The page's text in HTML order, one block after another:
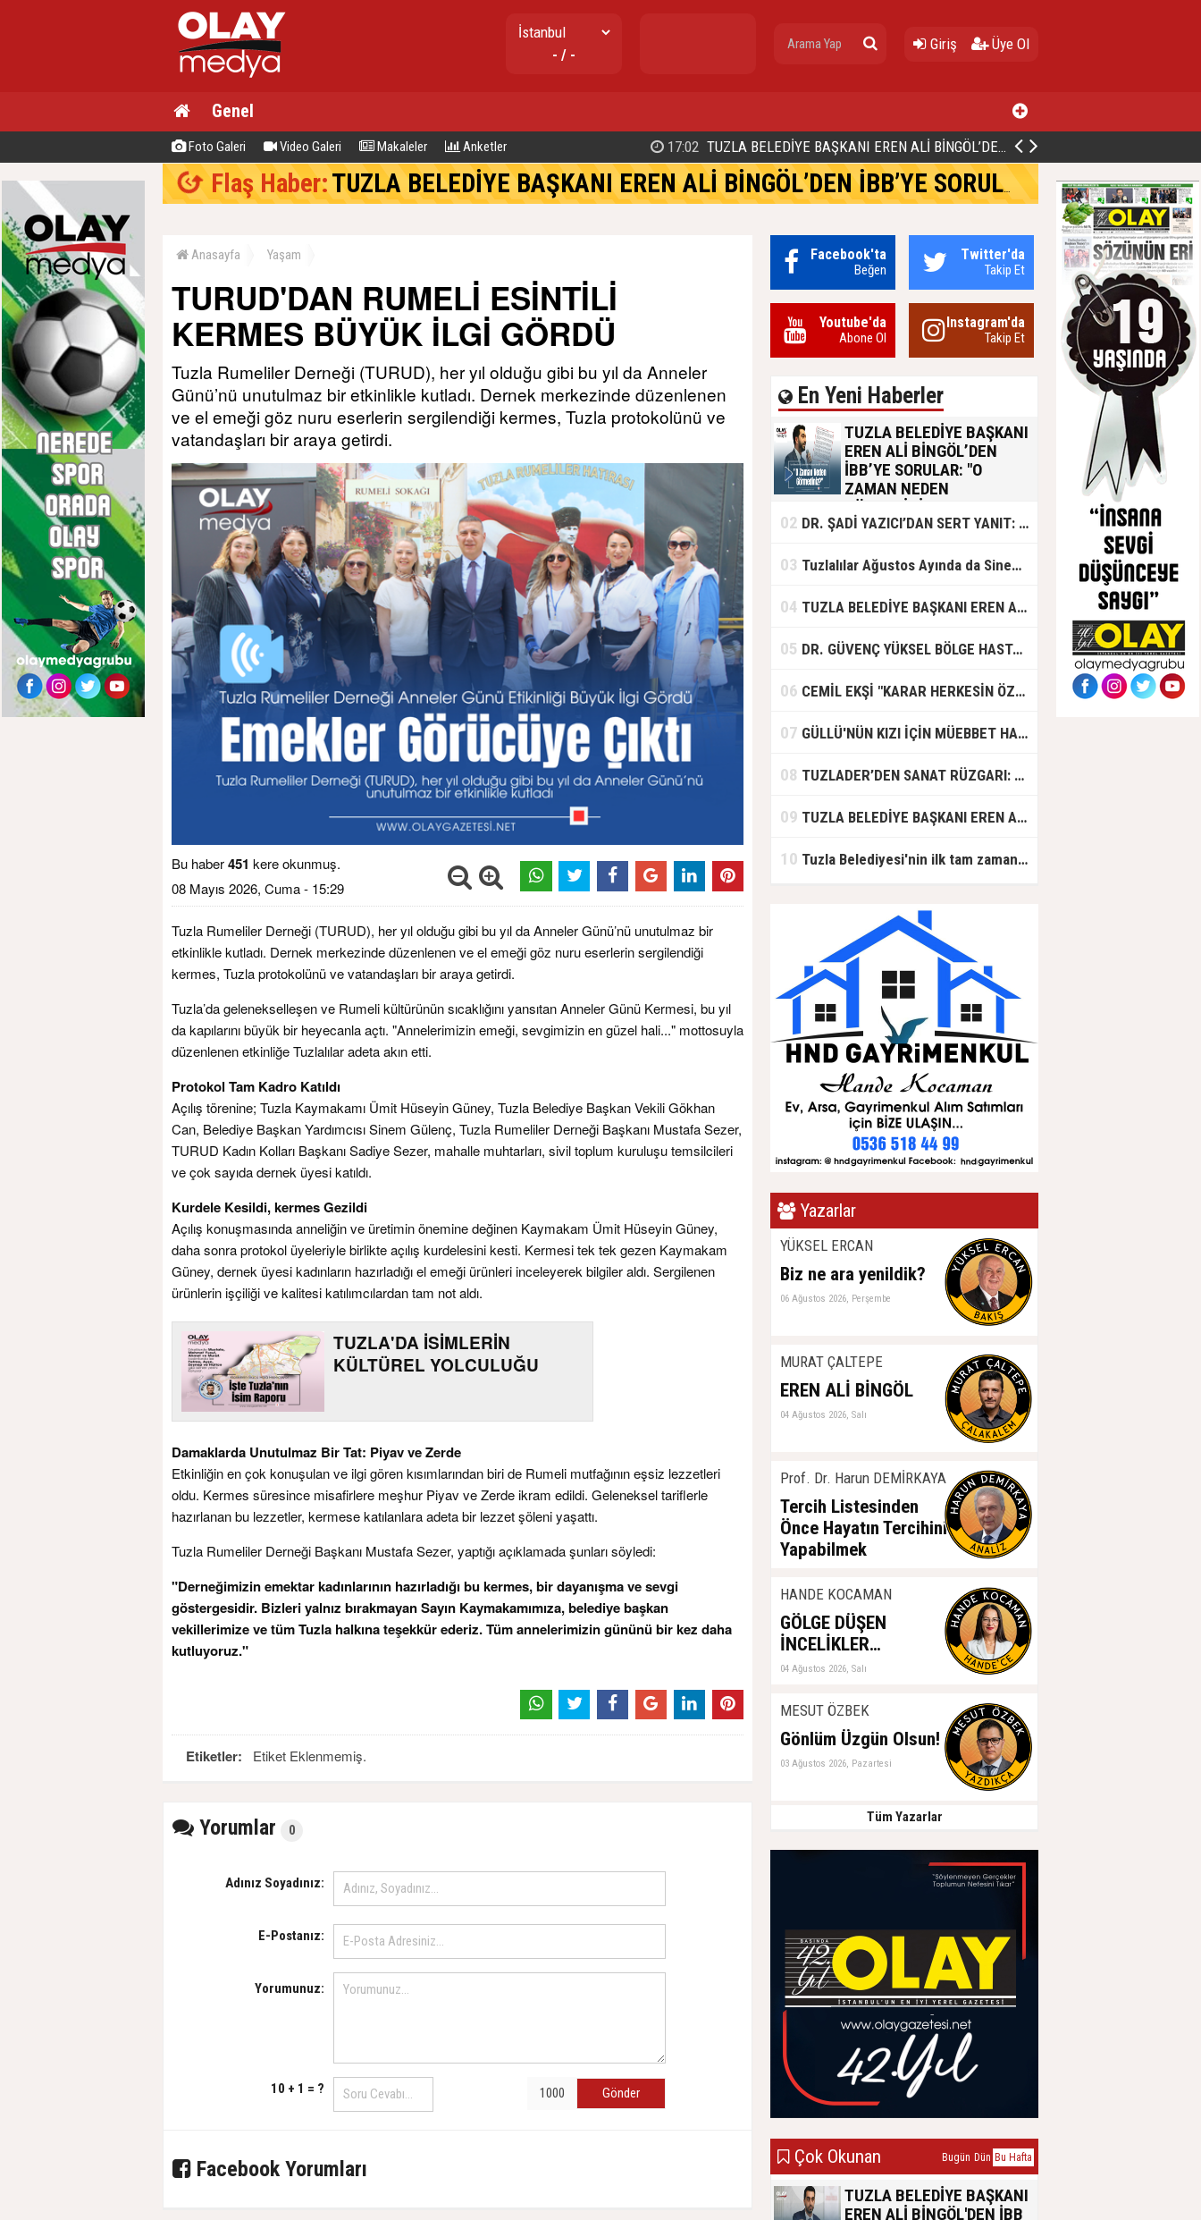
- / -
Giriş Üye Ol
Genel
Foto Galeri Video Galeri Makaleler Anketler 17:02 TUZLA BELEDİYE BAŞKANI EREN ALİ BİNGÖL’DEN İBB’YE SORULAR: "O ZAMAN NEDEN GÖRMEDİNİZ?
Flaş Haber:TUZLA BELEDİYE BAŞKANI EREN ALİ BİNGÖL’DEN İBB’YE SORULAR: "O ZAMAN NEDEN GÖRMEDİNİZ?
Anasayfa Yaşam
TURUD'DAN RUMELİ ESİNTİLİ
KERMES BÜYÜK İLGİ GÖRDÜ
Tuzla Rumeliler Derneği (TURUD), her yıl olduğu gibi bu yıl da Anneler
Günü’nü unutulmaz bir etkinlikle kutladı. Dernek merkezinde düzenlenen
ve el emeği göz nuru eserlerin sergilendiği kermes, Tuzla protokolünü ve
vatandaşları bir araya getirdi.
Bu haber451 kere okunmuş.
08 Mayıs 2026, Cuma - 15:29
Tuzla Rumeliler Derneği (TURUD), her yıl olduğu gibi bu yıl da Anneler Günü’nü unutulmaz bir
etkinlikle kutladı. Dernek merkezinde düzenlenen ve el emeği göz nuru eserlerin sergilendiği
kermes, Tuzla protokolünü ve vatandaşları bir araya getirdi.
Tuzla’da gelenekselleşen ve Rumeli kültürünün sıcaklığını yansıtan Anneler Günü Kermesi, bu yıl
da kapılarını büyük bir heyecanla açtı. "Annelerimizin emeği, sevgimizin en güzel hali..." mottosuyla
düzenlenen etkinliğe Tuzlalılar adeta akın etti.
Protokol Tam Kadro Katıldı
Açılış törenine; Tuzla Kaymakamı Ümit Hüseyin Güney, Tuzla Belediye Başkan Vekili Gökhan
Can, Belediye Başkan Yardımcısı Sinem Gülenç, Tuzla Rumeliler Derneği Başkanı Mustafa Sezer,
TURUD Kadın Kolları Başkanı Sadiye Sezer, mahalle muhtarları, sivil toplum kuruluşu temsilcileri
ve çok sayıda dernek üyesi katıldı.
Kurdele Kesildi, kermes Gezildi
Açılış konuşmasında anneliğin ve üretimin önemine değinen Kaymakam Ümit Hüseyin Güney,
daha sonra protokol üyeleriyle birlikte açılış kurdelesini kesti. Kermesi tek tek gezen Kaymakam
Güney, dernek üyesi kadınların hazırladığı el emeği ürünleri inceleyerek bilgiler aldı. Sergilenen
ürünlerin işçiliği ve kalitesi katılımcılardan tam not aldı.
TUZLA'DA İSİMLERİN
KÜLTÜREL YOLCULUĞU
Damaklarda Unutulmaz Bir Tat: Piyav ve Zerde
Etkinliğin en çok konuşulan ve ilgi gören kısımlarından biri de Rumeli mutfağının eşsiz lezzetleri
oldu. Kermes süresince misafirlere meşhur Piyav ve Zerde ikram edildi. Geleneksel tariflerle
hazırlanan bu lezzetler, kermese katılanlara adeta bir lezzet şöleni yaşattı.
Tuzla Rumeliler Derneği Başkanı Mustafa Sezer, yaptığı açıklamada şunları söyledi:
"Derneğimizin emektar kadınlarının hazırladığı bu kermes, bir dayanışma ve sevgi
göstergesidir. Bizleri yalnız bırakmayan Sayın Kaymakamımıza, belediye başkan
vekillerimize ve tüm Tuzla halkına teşekkür ederiz. Tüm annelerimizin gününü bir kez daha
kutluyoruz."
Etiketler: Etiket Eklenmemiş.
Yorumlar 0
Adınız Soyadınız:
E-Postanız:
Yorumunuz:
10 + 1 = ? Gönder
Facebook Yorumları
Facebook'ta
Beğen
Twitter'da
Takip Et
Youtube'da
Abone Ol
Instagram'da
Takip Et
En Yeni Haberler
TUZLA BELEDİYE BAŞKANI
EREN ALİ BİNGÖL’DEN
İBB’YE SORULAR: "O
ZAMAN NEDEN
GÖRMEDİNİZ?
İBB Başkan Vekili Nuri Aslan’ın
gerçekleştirdiği basın toplantısının
ardından Tuzla Belediye Başkanı Eren
Bingöl, yapılan açıklamaların
kamuoyunun ve Tuzlalıların asıl
bıraktığını belirterek İBB yönetimine 5
kritik soru yöneltti.
02 DR. ŞADİ YAZICI’DAN SERT YANIT: "TUZLA’YA YÖNELİK KİN VE HIRSIN TUTARSIZLIKLAR MANZUMESİ"
03 Tuzlalılar Ağustos Ayında da Sinemaya Doyacak
04 TUZLA BELEDİYE BAŞKANI EREN ALİ BİNGÖL'DEN İBB BAŞKAN VEKİLİ NURİ ASLAN'A SERT CEVAP
05 DR. GÜVENÇ YÜKSEL BÖLGE HASTANESİ'NDE ÇALIŞMAYA BAŞLADI
06 CEMİL EKŞİ "KARAR HERKESİN ÖZGÜRLÜĞÜ"
07 GÜLLÜ'NÜN KIZI İÇİN MÜEBBET HAPİS CEZASI İSTENDİ!
08 TUZLADER’DEN SANAT RÜZGARI: ŞARKILAR TUZLA İÇİN SÖYLENDİ
09 TUZLA BELEDİYE BAŞKANI EREN ALİ BİNGÖL AK PARTİ'DE
10 Tuzla Belediyesi'nin ilk tam zamanlı gündüz bakımevi için ön kayıtlar başlıyor
Yazarlar
YÜKSEL ERCAN
Biz ne ara yenildik?
06 Ağustos 2026, Perşembe
MURAT ÇALTEPE
EREN ALİ BİNGÖL
04 Ağustos 2026, Salı
Prof. Dr. Harun DEMİRKAYA
Tercih Listesinden
Önce Hayatın Tercihini
Yapabilmek
HANDE KOCAMAN
GÖLGE DÜŞEN
İNCELİKLER…
04 Ağustos 2026, Salı
MESUT ÖZBEK
Gönlüm Üzgün Olsun!
03 Ağustos 2026, Pazartesi
Tüm Yazarlar
Çok Okunan Bugün Dün Bu Hafta
TUZLA BELEDİYE BAŞKANI
EREN ALİ BİNGÖL'DEN İBB